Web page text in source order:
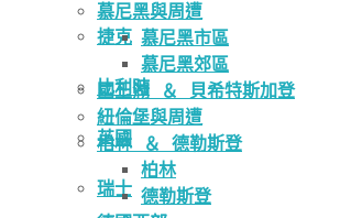
捷克
比利時
英國
瑞士
慕尼黑與周遭
慕尼黑市區
慕尼黑郊區
國王湖 ＆ 貝希特斯加登
紐倫堡與周遭
柏林 ＆ 德勒斯登
柏林
德勒斯登